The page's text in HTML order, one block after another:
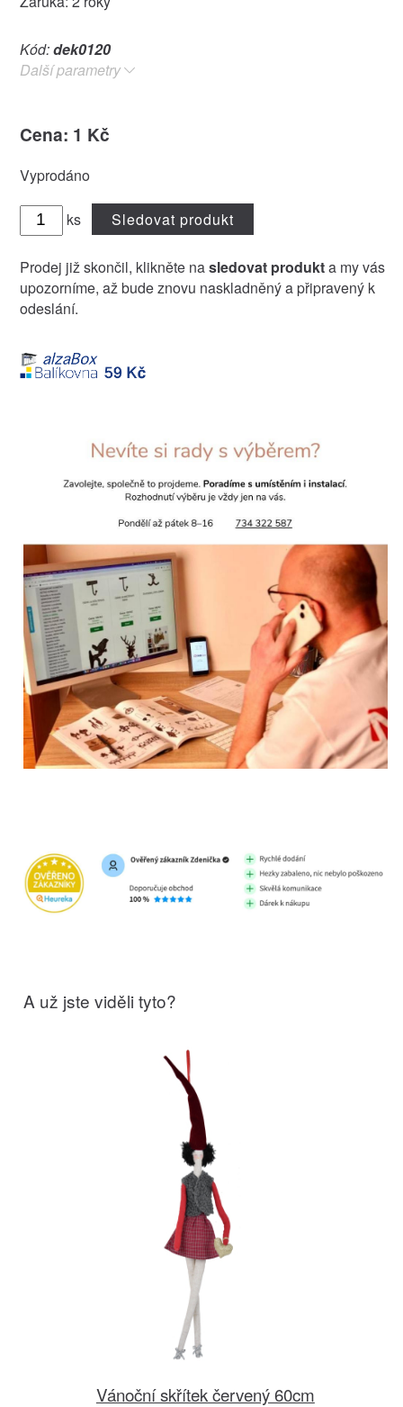
Kód:dek0120
Další parametry
Cena: 1 Kč
Vyprodáno
ks Sledovat produkt
Prodej již skončil, klikněte nasledovat produkta my vás
upozorníme, až bude znovu naskladněný a připravený k
odeslání.
A už jste viděli tyto?
Vánoční skřítek červený 60cm